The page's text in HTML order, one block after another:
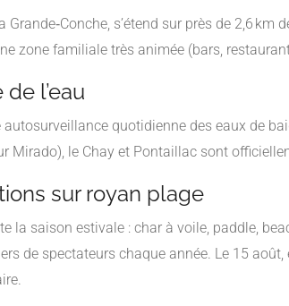
Grande‑Conche, s’étend sur près de 2,6
zone familiale très animée (bars,
l’eau
autosurveillance quotidienne des eaux de
Mirado), le Chay et Pontaillac sont
sur royan plage
la saison estivale : char à voile, paddle,
de spectateurs chaque année. Le 15